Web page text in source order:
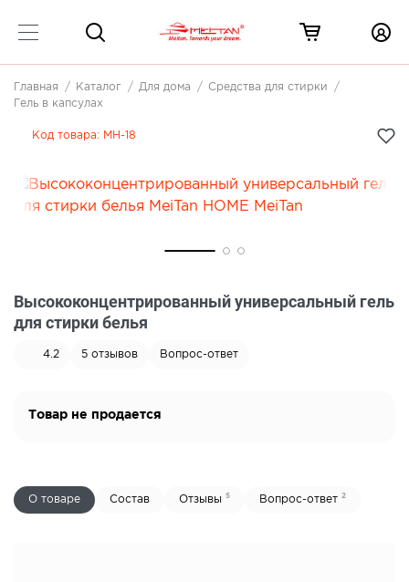
Главная Каталог Для дома
Средства для стирки
Гель в капсулах
Высококонцентрированный универсальный гель
для стирки белья
4.2 5 отзывов Вопрос-ответ
Код товара: MH-18
Товар не продается
О товаре Состав Отзывы 5 Вопрос-ответ 2